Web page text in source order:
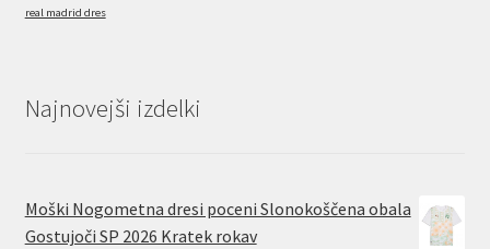
real madrid dres
Najnovejši izdelki
Moški Nogometna dresi poceni Slonokoščena obala
Gostujoči SP 2026 Kratek rokav